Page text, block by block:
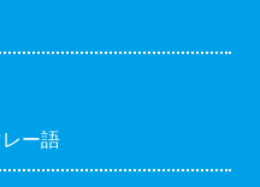
ー語